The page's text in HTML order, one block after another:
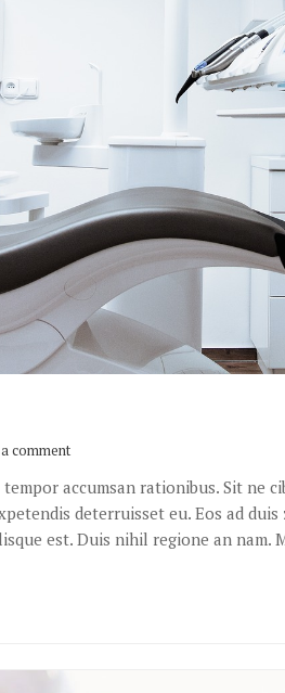
comment
accumsan rationibus. Sit ne
deterruisset eu. Eos ad
est. Duis nihil regione an nam.